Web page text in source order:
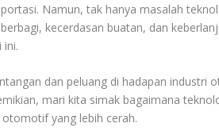
Namun, tak hanya masalah
kecerdasan buatan, dan
ini.
dan peluang di hadapan
mari kita simak bagaimana
yang lebih cerah.